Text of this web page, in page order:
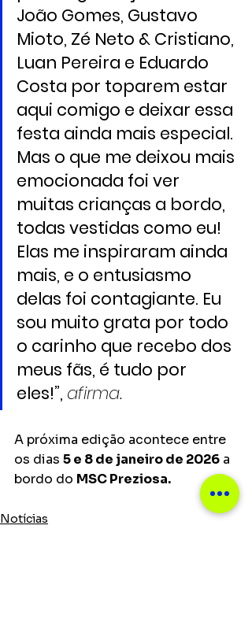
João Gomes, Gustavo
Mioto, Zé Neto & Cristiano,
Luan Pereira e Eduardo
Costa por toparem estar
aqui comigo e deixar essa
festa ainda mais especial.
Mas o que me deixou mais
emocionada foi ver
muitas crianças a bordo,
todas vestidas como eu!
Elas me inspiraram ainda
mais, e o entusiasmo
delas foi contagiante. Eu
sou muito grata por todo
o carinho que recebo dos
meus fãs, é tudo por
eles!”, afirma.
A próxima edição acontece entre
os dias 5 e 8 de janeiro de 2026 a
bordo do MSC Preziosa.
Notícias